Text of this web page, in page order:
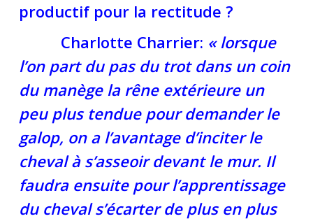
productif pour la rectitude ?
Charlotte Charrier: « lorsque
l’on part du pas du trot dans un coin
du manège la rêne extérieure un
peu plus tendue pour demander le
galop, on a l’avantage d’inciter le
cheval à s’asseoir devant le mur. Il
faudra ensuite pour l’apprentissage
du cheval s’écarter de plus en plus